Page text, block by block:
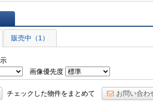
販売中（1）
画像優先度
チェックした物件をまとめて お問い合わ